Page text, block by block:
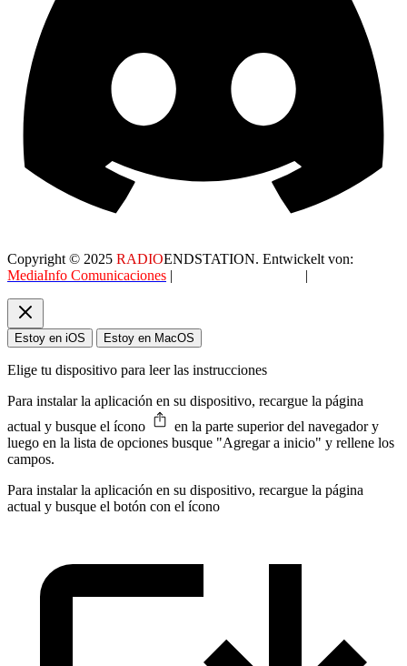
Copyright © 2025 RADIOENDSTATION. Entwickelt von:
MediaInfo Comunicaciones | |
Estoy en iOS Estoy en MacOS
Elige tu dispositivo para leer las instrucciones
Para instalar la aplicación en su dispositivo, recargue la página
actual y busque el ícono
en la parte superior del navegador y
luego en la lista de opciones busque "Agregar a inicio" y rellene los
campos.
Para instalar la aplicación en su dispositivo, recargue la página
actual y busque el botón con el ícono